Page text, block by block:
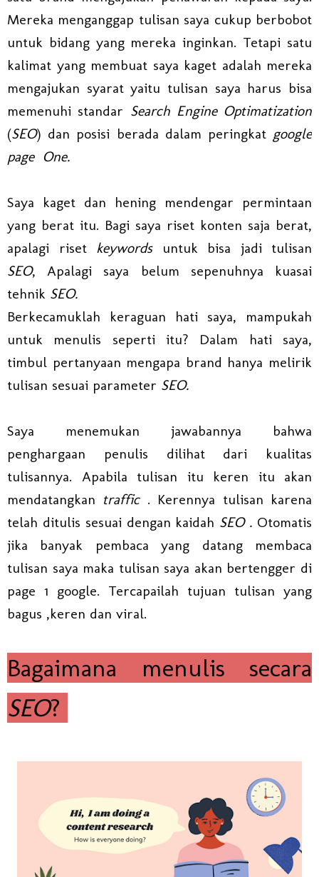
Mereka menganggap tulisan saya cukup berbobot
untuk bidang yang mereka inginkan. Tetapi satu
kalimat yang membuat saya kaget adalah mereka
mengajukan syarat yaitu tulisan saya harus bisa
memenuhi standar Search Engine Optimatization
(SEO) dan posisi berada dalam peringkat google
page One.
Saya kaget dan hening mendengar permintaan
yang berat itu. Bagi saya riset konten saja berat,
apalagi riset keywords
untuk bisa jadi tulisan
SEO, Apalagi saya belum sepenuhnya kuasai
tehnik SEO.
Berkecamuklah keraguan hati saya, mampukah
untuk menulis seperti itu? Dalam hati saya,
timbul pertanyaan mengapa brand hanya melirik
tulisan sesuai parameter SEO.
Saya menemukan jawabannya bahwa
penghargaan penulis dilihat dari kualitas
tulisannya. Apabila tulisan itu keren itu akan
mendatangkan traffic . Kerennya tulisan karena
telah ditulis sesuai dengan kaidah SEO . Otomatis
jika banyak pembaca yang datang membaca
tulisan saya maka tulisan saya akan bertengger di
page 1 google. Tercapailah tujuan tulisan yang
bagus ,keren dan viral.
Bagaimana menulis secara
SEO?